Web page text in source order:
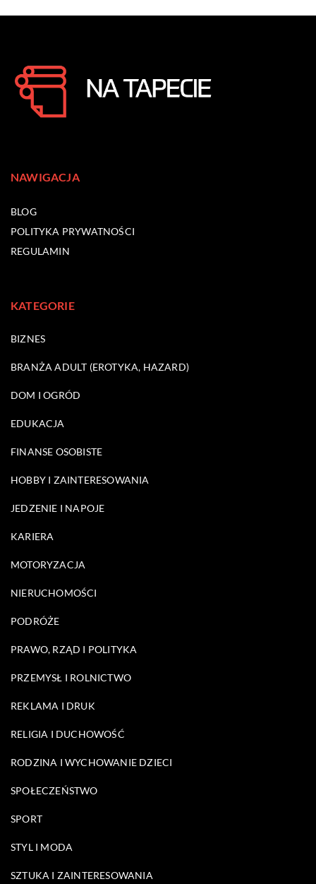
NAWIGACJA
BLOG
POLITYKA PRYWATNOŚCI
REGULAMIN
KATEGORIE
BIZNES
BRANŻA ADULT (EROTYKA, HAZARD)
DOM I OGRÓD
EDUKACJA
FINANSE OSOBISTE
HOBBY I ZAINTERESOWANIA
JEDZENIE I NAPOJE
KARIERA
MOTORYZACJA
NIERUCHOMOŚCI
PODRÓŻE
PRAWO, RZĄD I POLITYKA
PRZEMYSŁ I ROLNICTWO
REKLAMA I DRUK
RELIGIA I DUCHOWOŚĆ
RODZINA I WYCHOWANIE DZIECI
SPOŁECZEŃSTWO
SPORT
STYL I MODA
SZTUKA I ZAINTERESOWANIA